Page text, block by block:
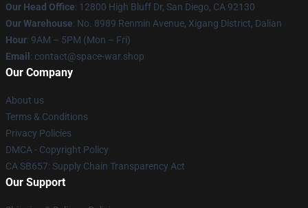
Our Head Office: 12800 High Bluff Dr, San Diego, CA 92130
Our Warehouse: No. 8989 Renmin Avenue, Xigang District, Dalian
Hour: 9AM – 5PM (Mon – Fri)
Email : contact@space-war.shop
Our Company
About us
Terms & Conditions
Privacy Policies
DMCA - Copyright Policy
CA SB657: Supply Chain Transparency Act
Our Support